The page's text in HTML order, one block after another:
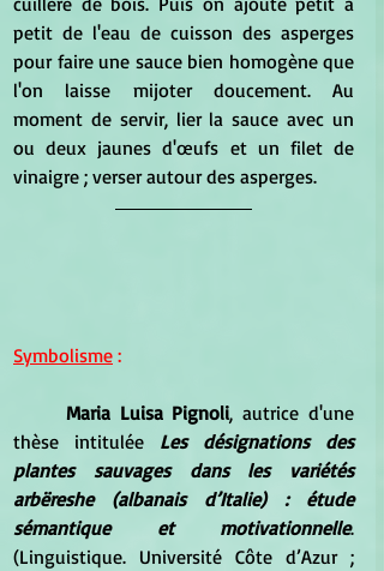
petit de l'eau de cuisson des asperges
pour faire une sauce bien homogène que
l'on laisse mijoter doucement. Au
moment de servir, lier la sauce avec un
ou deux jaunes d'œufs et un filet de
vinaigre ; verser autour des asperges.
Symbolisme :
Maria Luisa Pignoli, autrice d'une
thèse intitulée Les désignations des
plantes sauvages dans les variétés
arbëreshe (albanais d’Italie) : étude
sémantique et motivationnelle.
(Linguistique. Université Côte d’Azur ;